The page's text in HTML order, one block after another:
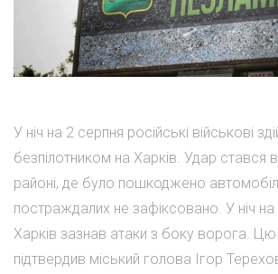
У ніч на 2 серпня російські військові
безпілотником на Харків. Удар стався
районі, де було пошкоджено
постраждалих не зафіксовано. У ніч на
Харків зазнав атаки з боку ворога.
підтвердив міський голова Ігор